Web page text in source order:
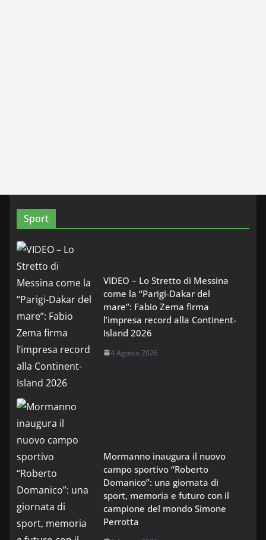
Sport
VIDEO – Lo Stretto di Messina
come la “Parigi-Dakar del
mare”: Fabio Zema firma
l’impresa record alla Continent-
Island 2026
4 Agosto 2026
Mormanno inaugura il nuovo
campo sportivo “Roberto
Domanico”: una giornata di
sport, memoria e futuro con il
campione del mondo Simone
Perrotta